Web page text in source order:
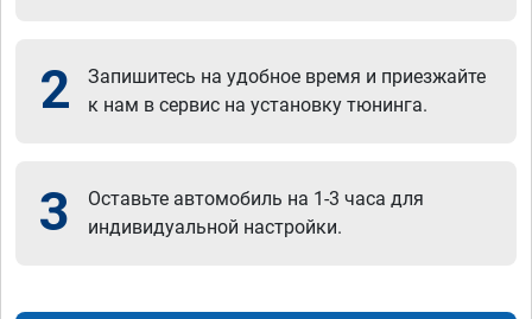
2
Запишитесь на удобное время и приезжайте
к нам в сервис на установку тюнинга.
3
Оставьте автомобиль на 1-3 часа для
индивидуальной настройки.